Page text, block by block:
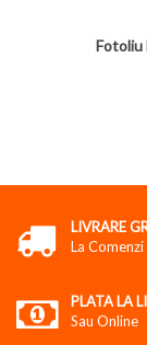
Fotoliu
LIVRARE
La
PLATA LA
Sau Online